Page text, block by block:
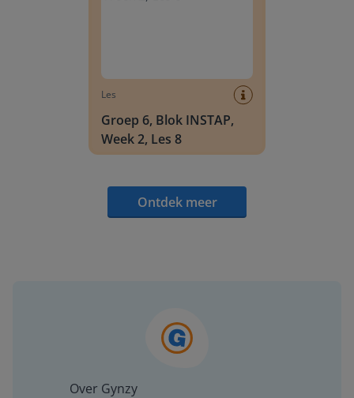
Les
Groep 6, Blok INSTAP,
Week 2, Les 8
Ontdek meer
Over Gynzy